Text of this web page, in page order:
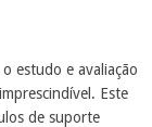
estudo e avaliação
Este
de suporte